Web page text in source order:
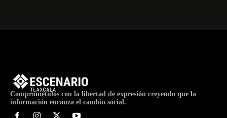
Comprometidos con la libertad de expresión creyendo que la
información encauza el cambio social.